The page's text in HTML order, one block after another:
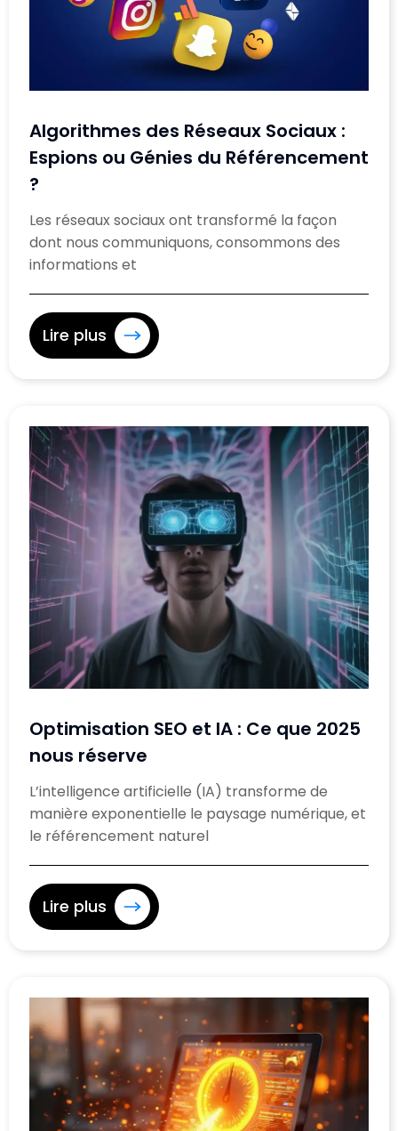
Algorithmes des Réseaux Sociaux :
Espions ou Génies du Référencement
?
Les réseaux sociaux ont transformé la façon
dont nous communiquons, consommons des
informations et
Lire plus
Optimisation SEO et IA : Ce que 2025
nous réserve
L’intelligence artificielle (IA) transforme de
manière exponentielle le paysage numérique, et
le référencement naturel
Lire plus